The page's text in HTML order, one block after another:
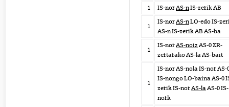
1
IS-norAS-nIS-zerik AB
1
IS-norAS-nLO-edo IS-
AS-n IS-zerik AB AS-ba
1
IS-norAS-noiz AS-0 ZR-
zertarako AS-la AS-bait
1
IS-nor AS-nola IS-nor AS-
IS-nongo LO-baina AS-0
zerik IS-norAS-laAS-0 IS-
nork